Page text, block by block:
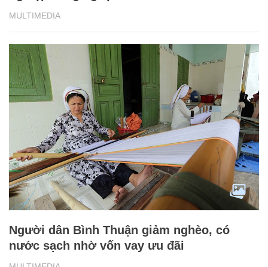
MULTIMEDIA
Người dân Bình Thuận giảm nghèo, có
nước sạch nhờ vốn vay ưu đãi